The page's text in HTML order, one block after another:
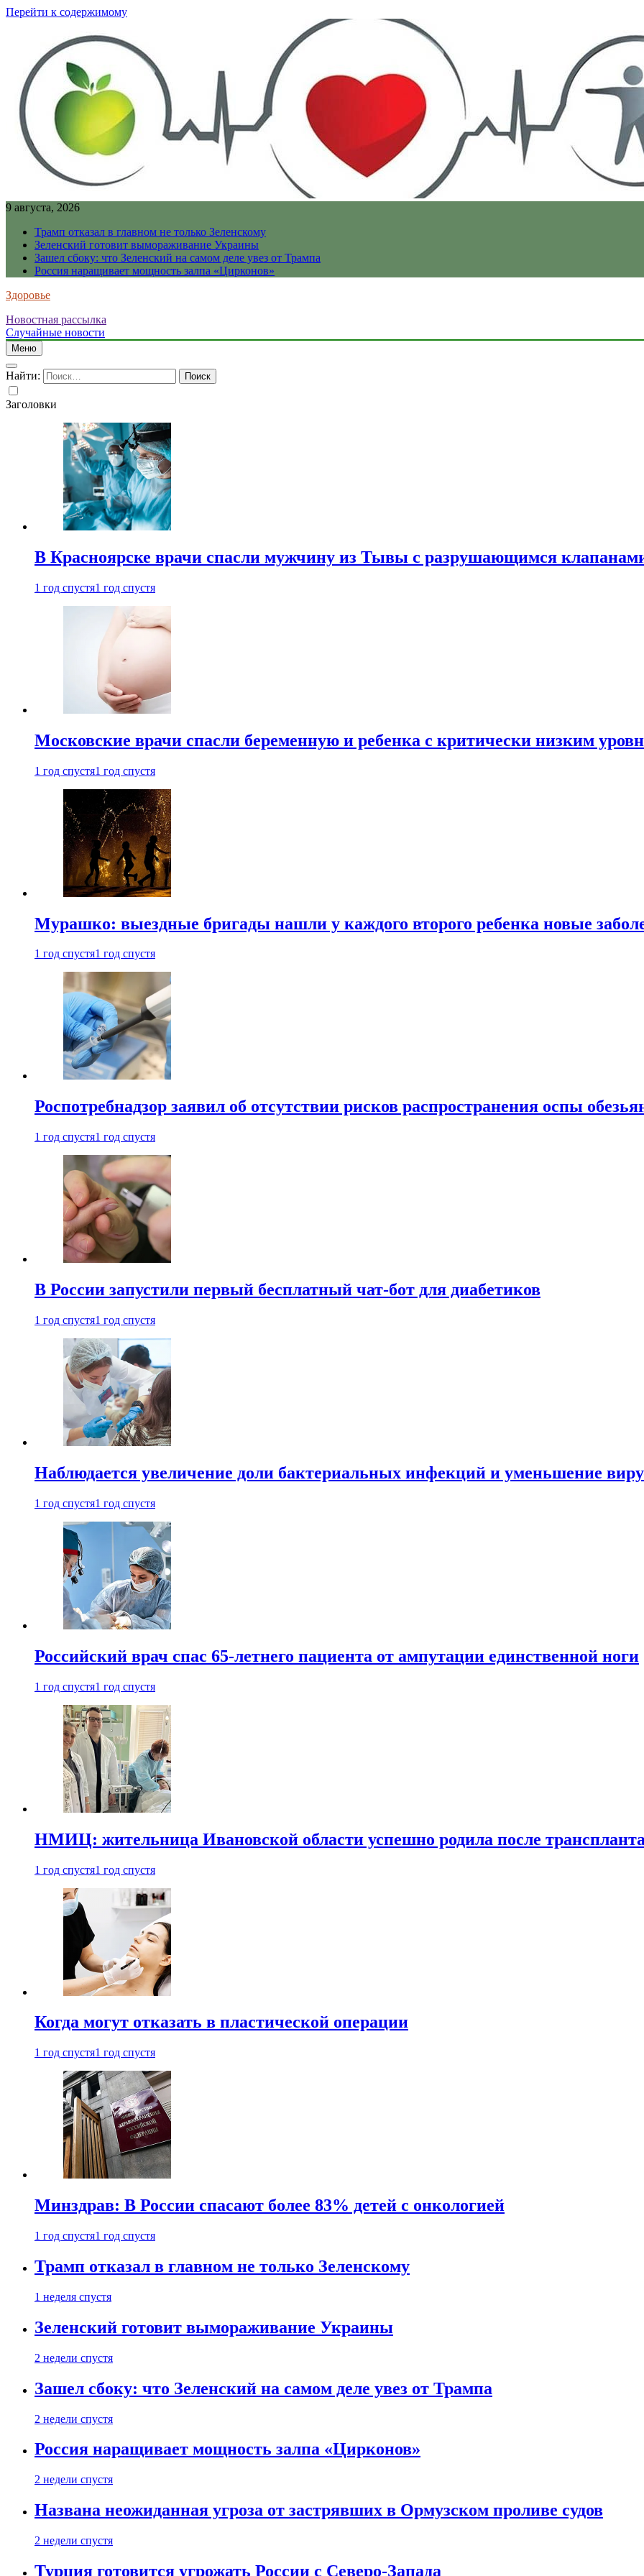
Перейти к содержимому
9 августа, 2026
Трамп отказал в главном не только Зеленскому
Зеленский готовит вымораживание Украины
Зашел сбоку: что Зеленский на самом деле увез от Трампа
Россия наращивает мощность залпа «Цирконов»
Здоровье
Новостная рассылка
Случайные новости
Меню
Найти:
Заголовки
В Красноярске врачи спасли мужчину из Тывы с разрушающимся
1 год спустя1 год спустя
Московские врачи спасли беременную и ребенка с критически низким
1 год спустя1 год спустя
Мурашко: выездные бригады нашли у каждого второго ребенка новые
1 год спустя1 год спустя
Роспотребнадзор заявил об отсутствии рисков распространения оспы
1 год спустя1 год спустя
В России запустили первый бесплатный чат-бот для диабетиков
1 год спустя1 год спустя
Наблюдается увеличение доли бактериальных инфекций и уменьшение
1 год спустя1 год спустя
Российский врач спас 65-летнего пациента от ампутации единственной ноги
1 год спустя1 год спустя
НМИЦ: жительница Ивановской области успешно родила после
1 год спустя1 год спустя
Когда могут отказать в пластической операции
1 год спустя1 год спустя
Минздрав: В России спасают более 83% детей с онкологией
1 год спустя1 год спустя
Трамп отказал в главном не только Зеленскому
1 неделя спустя
Зеленский готовит вымораживание Украины
2 недели спустя
Зашел сбоку: что Зеленский на самом деле увез от Трампа
2 недели спустя
Россия наращивает мощность залпа «Цирконов»
2 недели спустя
Названа неожиданная угроза от застрявших в Ормузском проливе судов
2 недели спустя
Турция готовится угрожать России с Северо-Запада